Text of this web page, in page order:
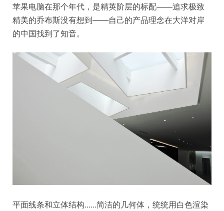
苹果电脑在那个年代，是精英阶层的标配——追求极致
精美的乔布斯没有想到——自己的产品理念在大洋对岸
的中国找到了知音。
平面线条和立体结构......简洁的几何体，统统用白色渲染